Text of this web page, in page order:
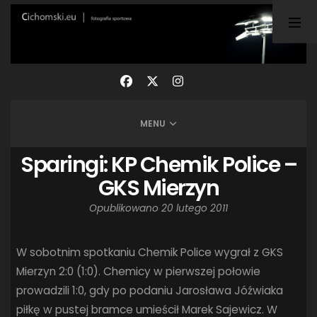
MENU
Sparingi: KP Chemik Police –
GKS Mierzyn
Opublikowano 20 lutego 2011
W sobotnim spotkaniu Chemik Police wygrał z GKS
Mierzyn 2:0 (1:0). Chemicy w pierwszej połowie
prowadzili 1:0, gdy po podaniu Jarosława Jóźwiaka
piłkę w pustej bramce umieścił Marek Sajewicz. W
ARKA GDYNIA(21) BUNDESLIGA(21) BŁĘKITNI STARGARD(42)
CENTRALNA LIGA JUNIORÓW(26) DEUTSCHE FUSSBALLVEREINE
I LIGA KOBIET
KP CHEMIK II POLICE (31) KP CHEMIK POLICE (PIŁKA NOŻNA)(224)
LEGIA WARSZAWA(35)
LOTTO CHEMIK POLICE (188) NIEMCY (DEUTSCHLAND)(27)
PEKAO SZCZECIN OPEN PLUSLIGA(38)
POGOŃ II SZCZECIN (74) POGOŃ SZCZECIN (326)
POGOŃ SZCZECIN (KOBIETY)(45) PORAŻKA(41)
PUCHAR POLSKI(56) REMIS(27) REZERWY(32)